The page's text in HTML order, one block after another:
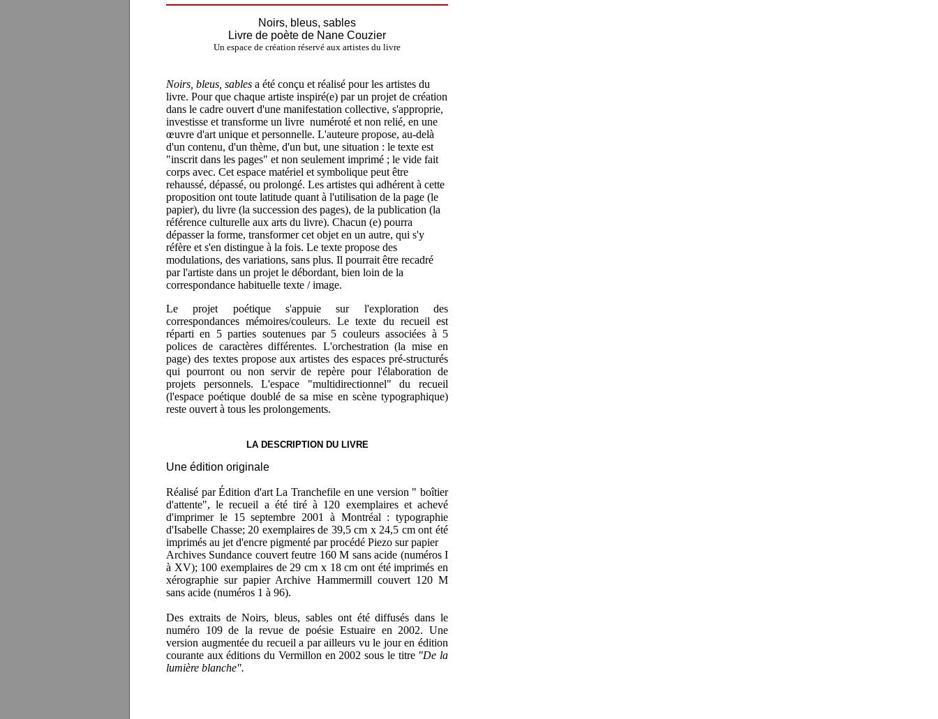
Noirs, bleus, sables
Livre de poète de Nane Couzier
Un espace de création réservé aux artistes du livre
Noirs, bleus, sables a été conçu et réalisé pour les artistes du
livre. Pour que chaque artiste inspiré(e) par un projet de création
dans le cadre ouvert d'une manifestation collective, s'approprie,
investisse et transforme un livre numéroté et non relié, en une
œuvre d'art unique et personnelle. L'auteure propose, au-delà
d'un contenu, d'un thème, d'un but, une situation : le texte est
"inscrit dans les pages" et non seulement imprimé ; le vide fait
corps avec. Cet espace matériel et symbolique peut être
rehaussé, dépassé, ou prolongé. Les artistes qui adhérent à cette
proposition ont toute latitude quant à l'utilisation de la page (le
papier), du livre (la succession des pages), de la publication (la
référence culturelle aux arts du livre). Chacun (e) pourra
dépasser la forme, transformer cet objet en un autre, qui s'y
réfère et s'en distingue à la fois. Le texte propose des
modulations, des variations, sans plus. Il pourrait être recadré
par l'artiste dans un projet le débordant, bien loin de la
correspondance habituelle texte / image.
Le projet poétique s'appuie sur l'exploration des
correspondances mémoires/couleurs. Le texte du recueil est
réparti en 5 parties soutenues par 5 couleurs associées à 5
polices de caractères différentes. L'orchestration (la mise en
page) des textes propose aux artistes des espaces pré-structurés
qui pourront ou non servir de repère pour l'élaboration de
projets personnels. L'espace "multidirectionnel" du recueil
(l'espace poétique doublé de sa mise en scène typographique)
reste ouvert à tous les prolongements.
LA DESCRIPTION DU LIVRE
Une édition originale
Réalisé par Édition d'art La Tranchefile en une version " boîtier
d'attente", le recueil a été tiré à 120 exemplaires et achevé
d'imprimer le 15 septembre 2001 à Montréal : typographie
d'Isabelle Chasse; 20 exemplaires de 39,5 cm x 24,5 cm ont été
imprimés au jet d'encre pigmenté par procédé Piezo sur papier
Archives Sundance couvert feutre 160 M sans acide (numéros I
à XV); 100 exemplaires de 29 cm x 18 cm ont été imprimés en
xérographie sur papier Archive Hammermill couvert 120 M
sans acide (numéros 1 à 96).
Des extraits de Noirs, bleus, sables ont été diffusés dans le
numéro 109 de la revue de poésie Estuaire en 2002. Une
version augmentée du recueil a par ailleurs vu le jour en édition
courante aux éditions du Vermillon en 2002 sous le titre "De la
lumière blanche".